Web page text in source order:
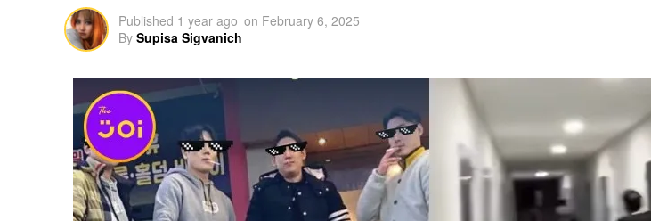
Published 1 year ago on February 6, 2025
By Supisa Sigvanich